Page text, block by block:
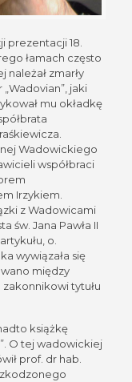
prezentacji 18.
łamach często
zmarły
jaki
mu okładkę
Wadowickiego
współbraci
Irzykiem.
z Wadowicami
św. Jana Pawła II
o.
wywiązała się
między
tytułu
książkę
O tej wadowickiej
prof. dr hab.